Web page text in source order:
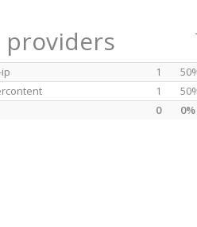
providers
1
1
0 0%